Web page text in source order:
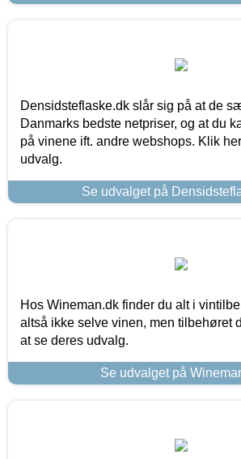
Densidsteflaske.dk slår sig på at de
Danmarks bedste netpriser, og at du
på vinene ift. andre webshops. Klik
udvalg.
Se udvalget på
Hos Wineman.dk finder du alt i
altså ikke selve vinen, men tilbehøret
at se deres udvalg.
Se udvalget på